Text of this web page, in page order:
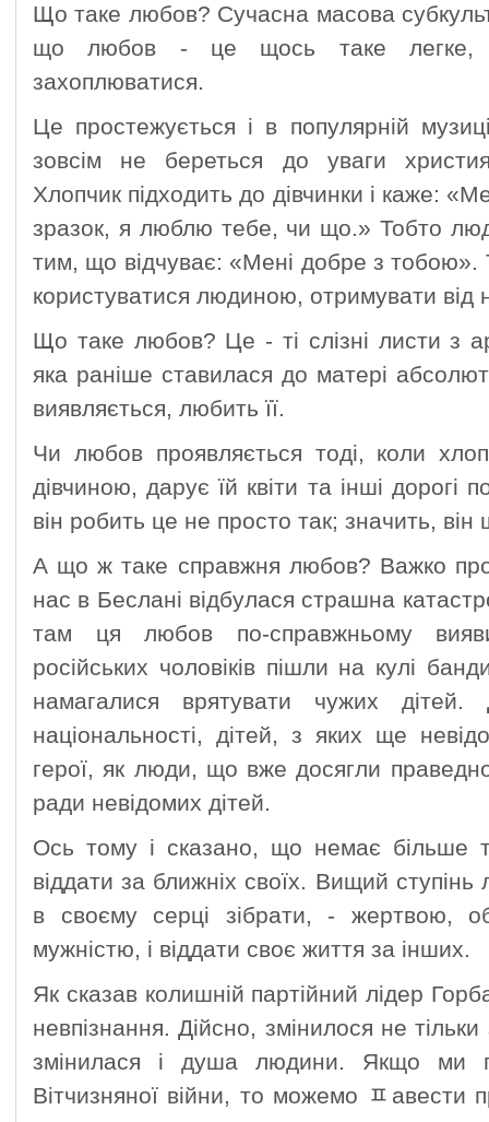
Що таке любов? Сучасна масова
що любов - це щось таке легке,
захоплюватися.
Це простежується і в популярній
зовсім не береться до уваги
Хлопчик підходить до дівчинки і каже:
зразок, я люблю тебе, чи що.» Тобто
тим, що відчуває: «Мені добре з
користуватися людиною, отримувати від
Що таке любов? Це - ті слізні листи з
яка раніше ставилася до матері
виявляється, любить її.
Чи любов проявляється тоді, коли
дівчиною, дарує їй квіти та інші
він робить це не просто так; значить, він
А що ж таке справжня любов? Важко
нас в Беслані відбулася страшна
там ця любов по-справжньому
російських чоловіків пішли на кулі
намагалися врятувати чужих дітей.
національності, дітей, з яких ще
герої, як люди, що вже досягли
ради невідомих дітей.
Ось тому і сказано, що немає більше
віддати за ближніх своїх. Вищий ступінь
в своєму серці зібрати, - жертвою,
мужністю, і віддати своє життя за інших.
Як сказав колишній партійний лідер
невпізнання. Дійсно, змінилося не
змінилася і душа людини. Якщо ми
Вітчизняної війни, то можемо ﾽавести